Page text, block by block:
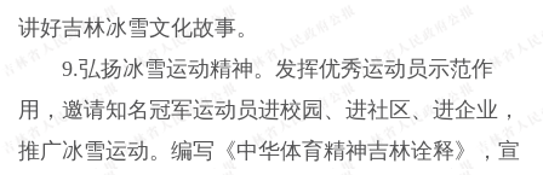
讲好吉林冰雪文化故事。
9.弘扬冰雪运动精神。发挥优秀运动员示范作
用，邀请知名冠军运动员进校园、进社区、进企业，
推广冰雪运动。编写《中华体育精神吉林诠释》，宣